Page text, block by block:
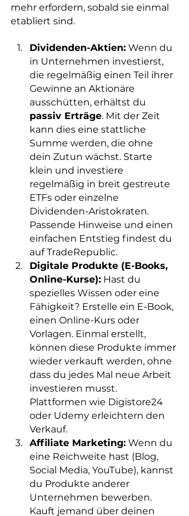
mehr erfordern, sobald sie einmal
etabliert sind.
Dividenden-Aktien: Wenn du
in Unternehmen investierst,
die regelmäßig einen Teil ihrer
Gewinne an Aktionäre
ausschütten, erhältst du
passiv Erträge. Mit der Zeit
kann dies eine stattliche
Summe werden, die ohne
dein Zutun wächst. Starte
klein und investiere
regelmäßig in breit gestreute
ETFs oder einzelne
Dividenden-Aristokraten.
Passende Hinweise und einen
einfachen Entstieg findest du
auf TradeRepublic.
Digitale Produkte (E-Books,
Online-Kurse): Hast du
spezielles Wissen oder eine
Fähigkeit? Erstelle ein E-Book,
einen Online-Kurs oder
Vorlagen. Einmal erstellt,
können diese Produkte immer
wieder verkauft werden, ohne
dass du jedes Mal neue Arbeit
investieren musst.
Plattformen wie Digistore24
oder Udemy erleichtern den
Verkauf.
Affiliate Marketing: Wenn du
eine Reichweite hast (Blog,
Social Media, YouTube), kannst
du Produkte anderer
Unternehmen bewerben.
Kauft jemand über deinen